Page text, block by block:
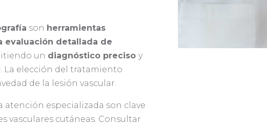
son herramientas
evaluación detallada de
un diagnóstico preciso y
La elección del tratamiento
de la lesión vascular.
atención especializada son clave
vasculares cutáneas. Consultar